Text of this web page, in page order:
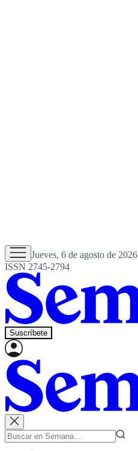
Jueves, 6 de agosto de 2026
ISSN 2745-2794
Suscríbete